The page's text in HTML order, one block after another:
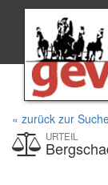
« zurück zur
URTEIL